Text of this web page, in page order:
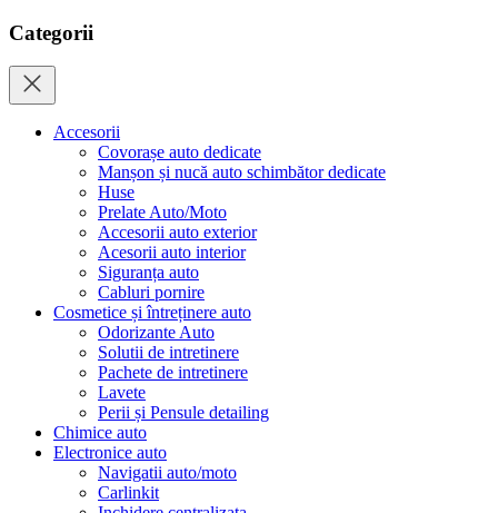
Categorii
Accesorii
Covorașe auto dedicate
Manșon și nucă auto schimbător dedicate
Huse
Prelate Auto/Moto
Accesorii auto exterior
Acesorii auto interior
Siguranța auto
Cabluri pornire
Cosmetice și întreținere auto
Odorizante Auto
Solutii de intretinere
Pachete de intretinere
Lavete
Perii și Pensule detailing
Chimice auto
Electronice auto
Navigatii auto/moto
Carlinkit